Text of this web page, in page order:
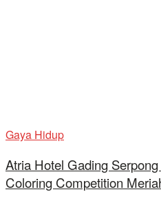
Gaya Hidup
Atria Hotel Gading
Coloring Competition